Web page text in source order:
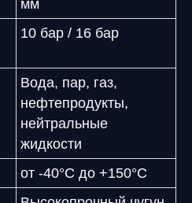
мм
10 бар / 16 бар
Вода, пар, газ,
нефтепродукты,
нейтральные
жидкости
от -40°C до +150°C